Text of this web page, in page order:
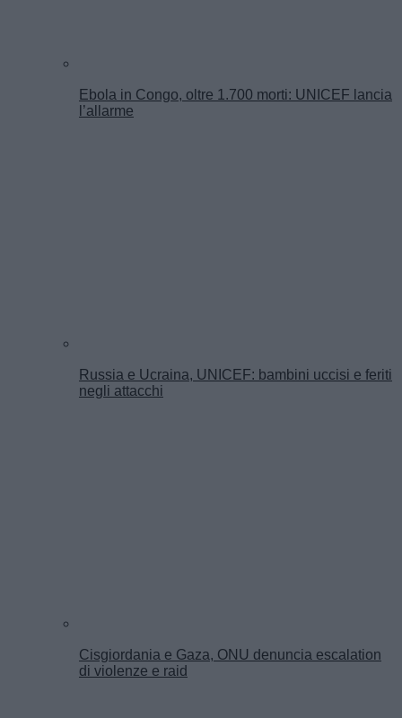
Ebola in Congo, oltre 1.700 morti: UNICEF lancia
l’allarme
Russia e Ucraina, UNICEF: bambini uccisi e feriti
negli attacchi
Cisgiordania e Gaza, ONU denuncia escalation
di violenze e raid